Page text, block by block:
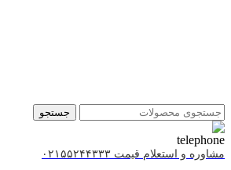
جستجو
مشاوره و استعلام قیمت ۰۲۱۵۵۲۴۴۳۳۳